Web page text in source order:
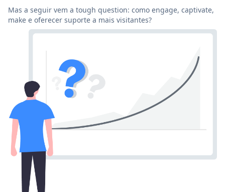
Mas a seguir vem a tough question: como engage, captivate,
make e oferecer suporte a mais visitantes?